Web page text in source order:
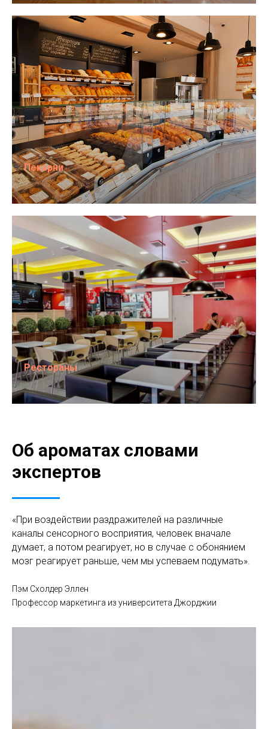
Пекарни
Рестораны
Об ароматах словами
экспертов
«При воздействии раздражителей на различные
каналы сенсорного восприятия, человек вначале
думает, а потом реагирует, но в случае с обонянием
мозг реагирует раньше, чем мы успеваем подумать».
Пэм Схолдер Эллен
Профессор маркетинга из университета Джорджии